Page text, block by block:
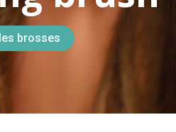
brosses